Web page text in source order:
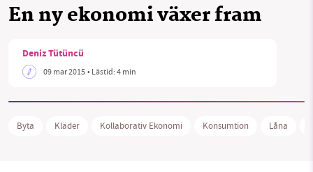
En ny ekonomi växer fram
Deniz Tütüncü
09 mar 2015• Lästid:4 min
Byta Kläder Kollaborativ Ekonomi Konsumtion Låna